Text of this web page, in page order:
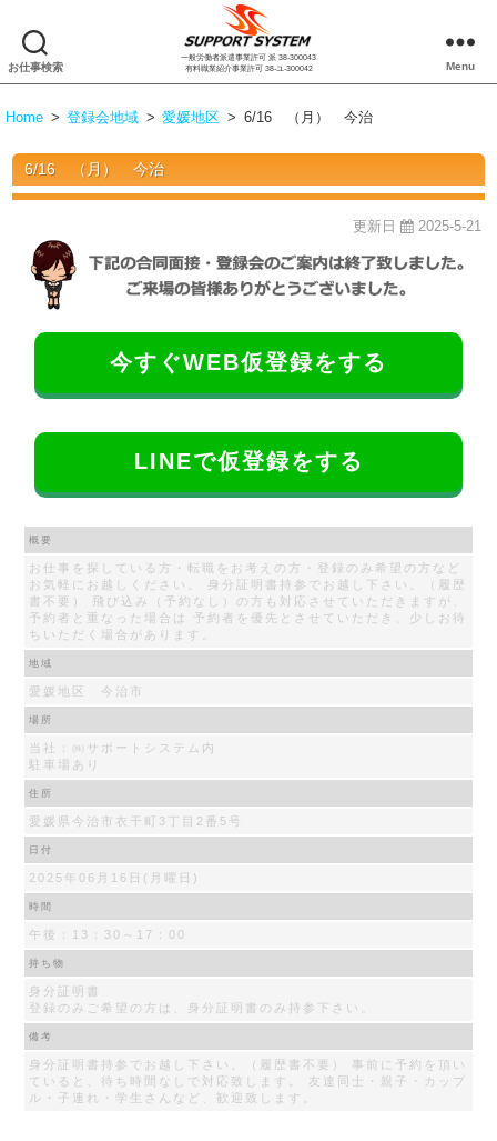
お仕事検索
株
式
会
サ
ー
ス
テ
一般労働者派遣事業許可 派 38-300043
有料職業紹介事業許可 38-ユ-300042
Menu
Home > 登録会地域 > 愛媛地区 > 6/16 （月） 今治
6/16 （月） 今治
更新日 2025-5-21
今すぐWEB仮登録をする
LINEで仮登録をする
概要
お仕事を探している方・転職をお考えの方・登録のみ希望の方など
お気軽にお越しください。 身分証明書持参でお越し下さい。（履歴
書不要） 飛び込み（予約なし）の方も対応させていただきますが、
予約者と重なった場合は 予約者を優先とさせていただき、少しお待
ちいただく場合があります。
地域
愛媛地区 今治市
場所
当社：㈱サポートシステム内
駐車場あり
住所
愛媛県今治市衣干町3丁目2番5号
日付
2025年06月16日(月曜日)
時間
午後：13：30～17：00
持ち物
身分証明書
登録のみご希望の方は、身分証明書のみ持参下さい。
備考
身分証明書持参でお越し下さい。（履歴書不要） 事前に予約を頂い
ていると、待ち時間なしで対応致します。 友達同士・親子・カップ
ル・子連れ・学生さんなど、歓迎致します。